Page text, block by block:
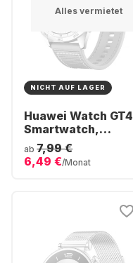
Alles vermietet
NICHT AUF LAGER
Huawei Watch GT4
Smartwatch,
Stainless Steel
Case, 46mm
ab 7,99 €
6,49 €/Monat